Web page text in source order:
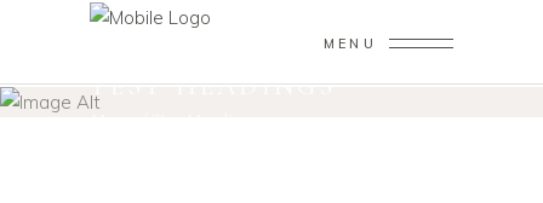
MENU
TEST HEADINGS